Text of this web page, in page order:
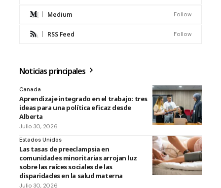
Medium Follow
RSS Feed Follow
Noticias principales
Canada
Aprendizaje integrado en el trabajo: tres
ideas para una política eficaz desde
Alberta
Julio 30, 2026
Estados Unidos
Las tasas de preeclampsia en
comunidades minoritarias arrojan luz
sobre las raíces sociales de las
disparidades en la salud materna
Julio 30, 2026